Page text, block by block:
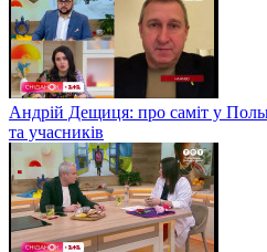
Андрій Дещиця: про саміт у
та учасників